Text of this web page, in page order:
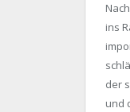
ins
der
und